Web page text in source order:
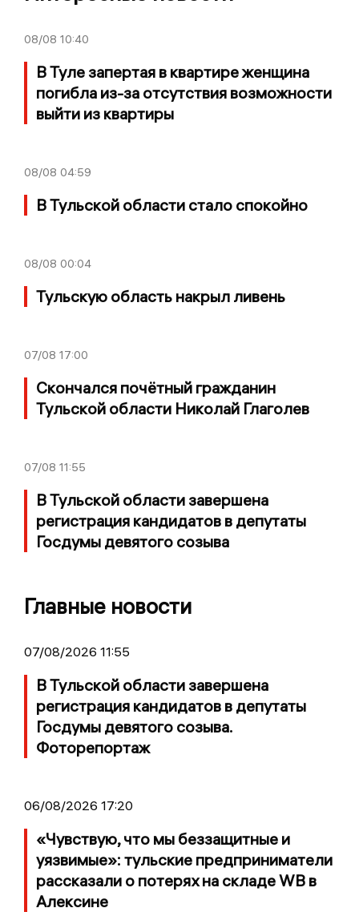
08/08 10:40
В Туле запертая в квартире женщина
погибла из-за отсутствия возможности
выйти из квартиры
08/08 04:59
В Тульской области стало спокойно
08/08 00:04
Тульскую область накрыл ливень
07/08 17:00
Скончался почётный гражданин
Тульской области Николай Глаголев
07/08 11:55
В Тульской области завершена
регистрация кандидатов в депутаты
Госдумы девятого созыва
Главные новости
07/08/2026 11:55
В Тульской области завершена
регистрация кандидатов в депутаты
Госдумы девятого созыва.
Фоторепортаж
06/08/2026 17:20
«Чувствую, что мы беззащитные и
уязвимые»: тульские предприниматели
рассказали о потерях на складе WB в
Алексине